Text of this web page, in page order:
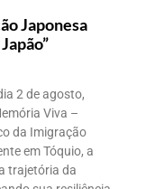
Japonesa
2 de agosto,
Viva –
da Imigração
em Tóquio, a
trajetória da